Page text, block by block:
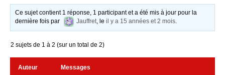
Ce sujet contient 1 réponse, 1 participant et a été mis à jour pour la
dernière fois par
Jauffret, leil y a 15 années et 2 mois.
2 sujets de 1 à 2 (sur un total de 2)
Auteur Messages